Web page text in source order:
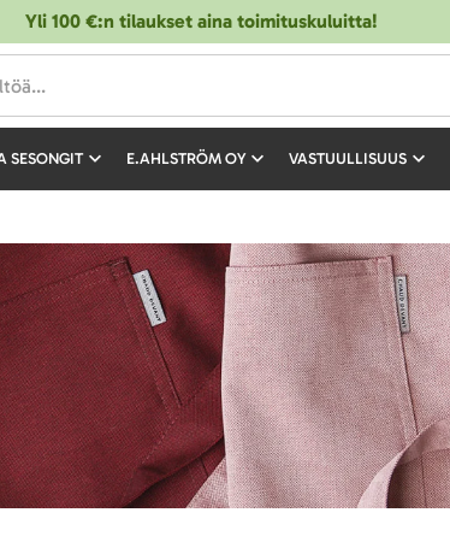
Yli 100 €:n tilaukset aina toimituskuluitta!
SESONGIT E.AHLSTRÖM OY VASTUULLISUUS